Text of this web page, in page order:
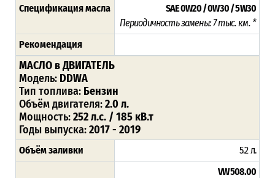
Спецификация масла
SAE 0W20 / 0W30 / 5W30
Периодичность замены: 7 тыс. км. *
Рекомендация
МАСЛО в ДВИГАТЕЛЬ
Модель: DDWA
Тип топлива: Бензин
Объём двигателя:2.0 л.
Мощность:252 л.с. / 185 кВ.т
Годы выпуска:2017 - 2019
Объём заливки 5.2 л.
VW 508.00